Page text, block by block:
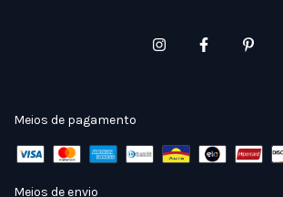
Meios de pagamento
Meios de envio